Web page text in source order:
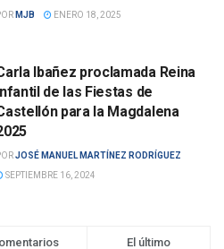
MJB ENERO 18, 2025
Ibañez proclamada Reina
de las Fiestas de
para la Magdalena
JOSÉ MANUEL MARTÍNEZ RODRÍGUEZ
SEPTIEMBRE 16, 2024
El último